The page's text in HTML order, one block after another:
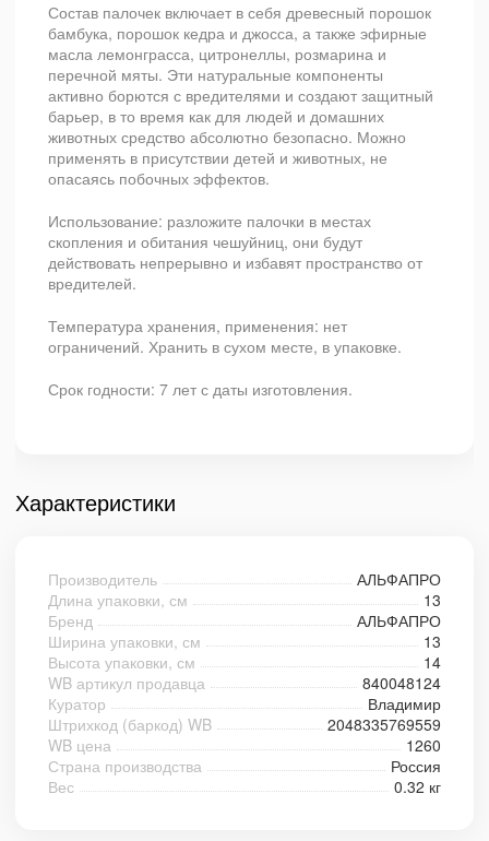
Состав палочек включает в себя древесный порошок
бамбука, порошок кедра и джосса, а также эфирные
масла лемонграсса, цитронеллы, розмарина и
перечной мяты. Эти натуральные компоненты
активно борются с вредителями и создают защитный
барьер, в то время как для людей и домашних
животных средство абсолютно безопасно. Можно
применять в присутствии детей и животных, не
опасаясь побочных эффектов.
Использование: разложите палочки в местах
скопления и обитания чешуйниц, они будут
действовать непрерывно и избавят пространство от
вредителей.
Температура хранения, применения: нет
ограничений. Хранить в сухом месте, в упаковке.
Срок годности: 7 лет с даты изготовления.
Характеристики
Производитель
АЛЬФАПРО
Длина упаковки, см
13
Бренд
АЛЬФАПРО
Ширина упаковки, см
13
Высота упаковки, см
14
WB артикул продавца
840048124
Куратор
Владимир
Штрихкод (баркод) WB
2048335769559
WB цена
1260
Страна производства
Россия
Вес
0.32 кг